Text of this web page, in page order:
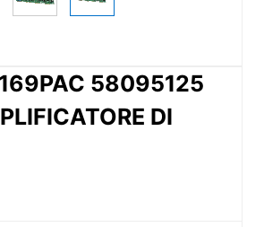
58095125
DI